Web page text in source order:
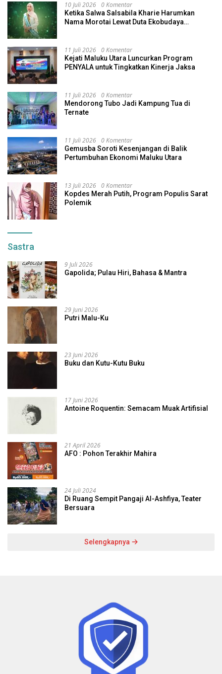
10 Juli 2026 0 Komentar
Ketika Salwa Salsabila Kharie Harumkan
Nama Morotai Lewat Duta Ekobudaya
11 Juli 2026 0 Komentar
Kejati Maluku Utara Luncurkan Program
PENYALA untuk Tingkatkan Kinerja Jaksa
11 Juli 2026 0 Komentar
Mendorong Tubo Jadi Kampung Tua di
Ternate
11 Juli 2026 0 Komentar
Gemusba Soroti Kesenjangan di Balik
Pertumbuhan Ekonomi Maluku Utara
13 Juli 2026 0 Komentar
Kopdes Merah Putih, Program Populis Sarat
Polemik
Sastra
9 Juli 2026
Gapolida; Pulau Hiri, Bahasa & Mantra
29 Juni 2026
Putri Malu-Ku
23 Juni 2026
Buku dan Kutu-Kutu Buku
17 Juni 2026
Antoine Roquentin: Semacam Muak Artifisial
21 April 2026
AFO : Pohon Terakhir Mahira
24 Juli 2024
Di Ruang Sempit Pangaji Al-Ashfiya, Teater
Bersuara
Selengkapnya